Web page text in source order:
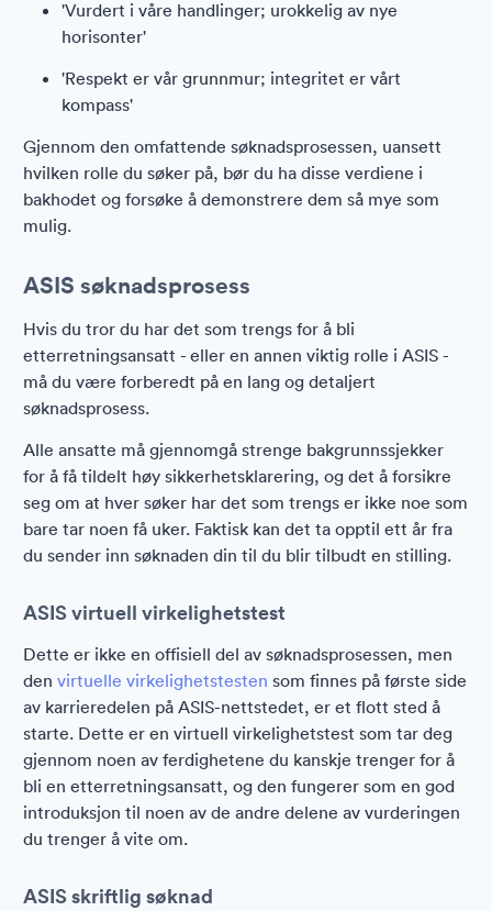
'Vurdert i våre handlinger; urokkelig av nye
horisonter'
'Respekt er vår grunnmur; integritet er vårt
kompass'
Gjennom den omfattende søknadsprosessen, uansett
hvilken rolle du søker på, bør du ha disse verdiene i
bakhodet og forsøke å demonstrere dem så mye som
mulig.
ASIS søknadsprosess
Hvis du tror du har det som trengs for å bli
etterretningsansatt - eller en annen viktig rolle i ASIS -
må du være forberedt på en lang og detaljert
søknadsprosess.
Alle ansatte må gjennomgå strenge bakgrunnssjekker
for å få tildelt høy sikkerhetsklarering, og det å forsikre
seg om at hver søker har det som trengs er ikke noe som
bare tar noen få uker. Faktisk kan det ta opptil ett år fra
du sender inn søknaden din til du blir tilbudt en stilling.
ASIS virtuell virkelighetstest
Dette er ikke en offisiell del av søknadsprosessen, men
den virtuelle virkelighetstesten som finnes på første side
av karrieredelen på ASIS-nettstedet, er et flott sted å
starte. Dette er en virtuell virkelighetstest som tar deg
gjennom noen av ferdighetene du kanskje trenger for å
bli en etterretningsansatt, og den fungerer som en god
introduksjon til noen av de andre delene av vurderingen
du trenger å vite om.
ASIS skriftlig søknad